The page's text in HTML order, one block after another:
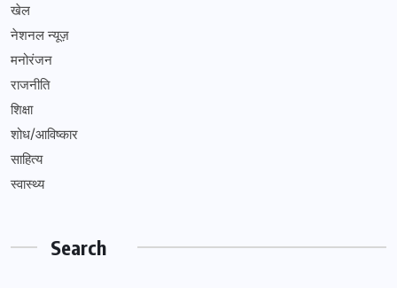
खेल
नेशनल न्यूज़
मनोरंजन
राजनीति
शिक्षा
शोध/आविष्कार
साहित्य
स्वास्थ्य
Search